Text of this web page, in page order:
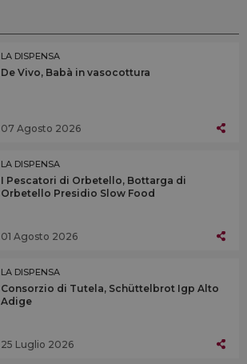
LA DISPENSA
De Vivo, Babà in vasocottura
07 Agosto 2026
LA DISPENSA
I Pescatori di Orbetello, Bottarga di
Orbetello Presidio Slow Food
01 Agosto 2026
LA DISPENSA
Consorzio di Tutela, Schüttelbrot Igp Alto
Adige
25 Luglio 2026